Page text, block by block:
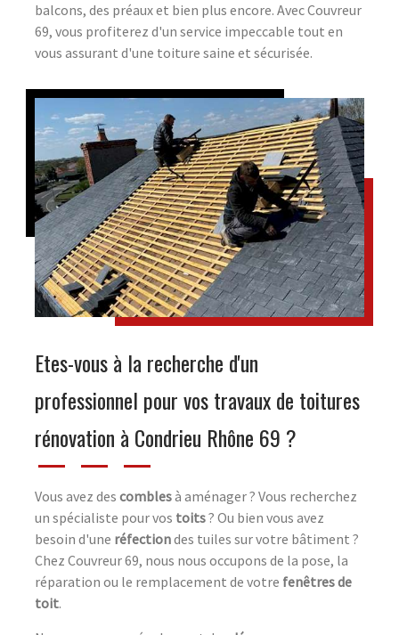
balcons, des préaux et bien plus encore. Avec Couvreur
69, vous profiterez d'un service impeccable tout en
vous assurant d'une toiture saine et sécurisée.
Etes-vous à la recherche d'un
professionnel pour vos travaux de toitures
rénovation à Condrieu Rhône 69 ?
Vous avez des comblesà aménager ? Vous recherchez
un spécialiste pour vos toits? Ou bien vous avez
besoin d'une réfectiondes tuiles sur votre bâtiment ?
Chez Couvreur 69, nous nous occupons de la pose, la
réparation ou le remplacement de votre fenêtres de
toit.